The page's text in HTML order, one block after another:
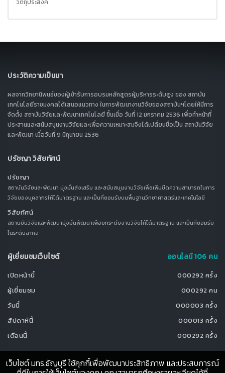
วัตถุประสงค์
ประวัติความเป็นมา
ผลจากวิทยานิพนธ์ของผู้เข้ารับการอบรมหลักสูตรผู้บริหารระดับสูง ของ สถาบัน
เทคโนโลยีราชมงคลได้เสนอแนวทาง ในการพัฒนางานวิจัยของสถาบันฯโดยให้มีการ
จัดตั้ง สถาบันวิจัยและพัฒนาเทคโนโลยี ขึ้นเมื่อ วันที่ 12 มกราคม 2536 เพื่อทำหน้าที่
ประสานและสนับสนุนงานวิจัยและเพื่อความเหมาะสมจึงได้เปลี่ยนชื่อเป็น สถาบันวิจัย
และพัฒนา เมื่อวันที่ 9 มิถุนายน 2536
ปรัชญา วิสัยทัศน์
ปรัชญา
สถาบันวิจัยและพัฒนา มุ่งมั่นส่งเสริม และสนับสนุนงานวิจัยเพื่อเพิ่มขีดความสามารถในการ
วิจัยของบุคลากรให้ได้มาตรฐาน และเป็นที่ยอมรับบนพื้นฐานวิทยาศาสตร์และเทคโนโลยี
วิสัยทัศน์
สถานบันวิจัยและพัฒนามุ่งมั่นพัฒนาเพื่อยกระดับงานวิจัยให้ได้มาตรฐาน และเป็นที่ยอมรับ
ในระดับสากล
ผู้เยี่ยมชมเว็บไซต์ ออนไลน์ 106 คน
เปิดหน้านี้
000292 ครั้ง
ผู้เยี่ยมชม
000292 คน
วันนี้
000003 ครั้ง
สัปดาห์นี้
000013 ครั้ง
เดือนนี้
000292 ครั้ง
เว็บไซต์ มทร.ธัญบุรี ใช้คุกกี้เพื่อพัฒนาประสิทธิภาพ และประสบการณ์